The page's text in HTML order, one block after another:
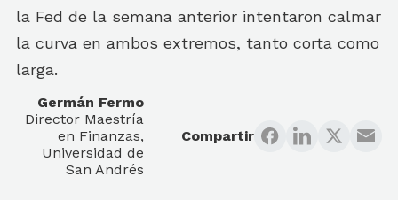
la Fed de la semana anterior intentaron calmar
la curva en ambos extremos, tanto corta como
larga.
Germán Fermo
Director Maestría
en Finanzas,
Universidad de
San Andrés
Compartir